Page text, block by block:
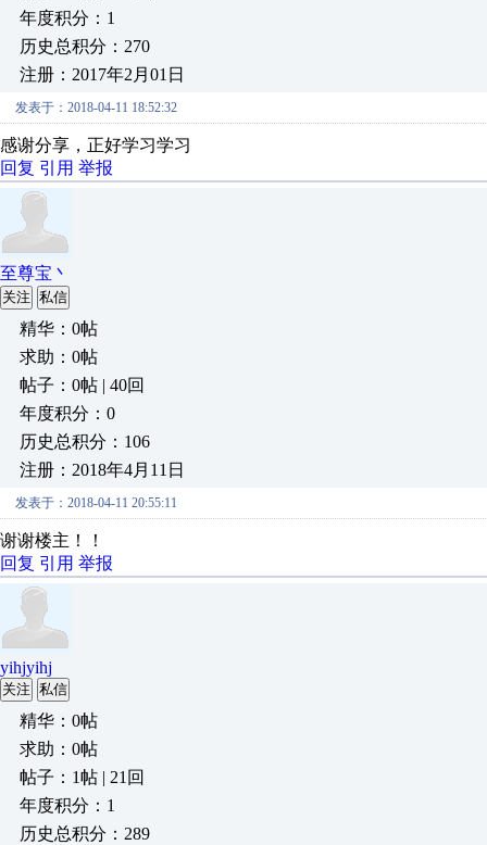
年度积分：1
历史总积分：270
注册：2017年2月01日
发表于：2018-04-11 18:52:32
感谢分享，正好学习学习
回复 引用 举报
至尊宝丶
关注 私信
精华：0帖
求助：0帖
帖子：0帖 | 40回
年度积分：0
历史总积分：106
注册：2018年4月11日
发表于：2018-04-11 20:55:11
谢谢楼主！！
回复 引用 举报
yihjyihj
关注 私信
精华：0帖
求助：0帖
帖子：1帖 | 21回
年度积分：1
历史总积分：289